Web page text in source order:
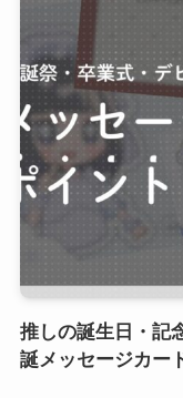
推しの誕生日・記
誕メッセージカー